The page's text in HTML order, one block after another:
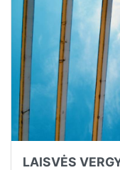
LAISVĖS